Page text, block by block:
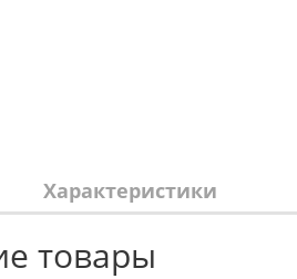
Характеристики
товары